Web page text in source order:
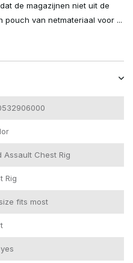
de magazijnen niet uit de
pouch van netmateriaal voor ...
Assault Chest Rig
Rig
fits most